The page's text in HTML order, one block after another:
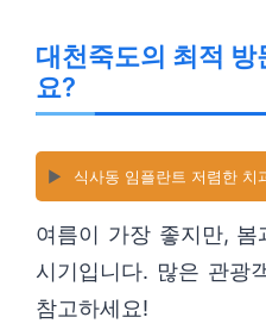
대천죽도의 최적
요?
▶️ 식사동 임플란트 저렴한 치
여름이 가장 좋지만,
시기입니다. 많은 관광
참고하세요!